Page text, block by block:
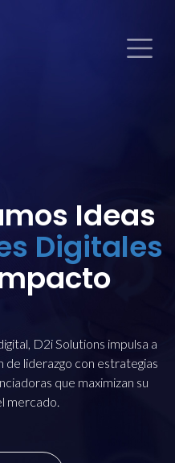
Ideas
Digitales
D2i Solutions impulsa a
de liderazgo con estrategias
que maximizan su
mercado.